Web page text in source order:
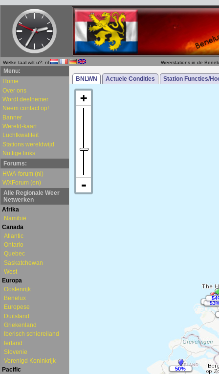
Welke taal wilt u?: nl Weerstations in de
Menu:
Home
Over ons
Wordt deelnemer
Neem contact op!
Banner
Wereld-kaart
Luchtkwaliteit
Stations wereldwijd
Nuttige links
Forums:
HWA-forum (nl)
WXForum (en)
Alle Regionale Weer
Netwerken
Afrika
Namibië
Canada
Atlantic
Ontario
Quebec
Saskatchewan
West
Europa
Oostenrijk
Benelux
Europese
Duitsland
Griekenland
Iberisch schiereiland
Ierland
Slovenie
Verenigd Koninkrijk
Pacific